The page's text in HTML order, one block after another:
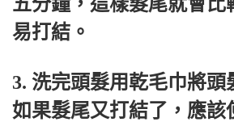
易打結。
3. 洗完頭髮用乾毛巾將頭
如果髮尾又打結了，應該